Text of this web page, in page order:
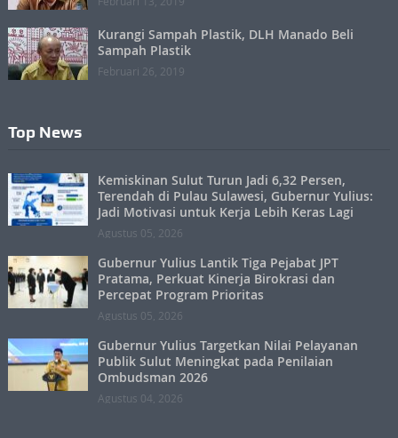
Kurangi Sampah Plastik, DLH Manado Beli
Sampah Plastik
Februari 26, 2019
Top News
Kemiskinan Sulut Turun Jadi 6,32 Persen,
Terendah di Pulau Sulawesi, Gubernur Yulius:
Jadi Motivasi untuk Kerja Lebih Keras Lagi
Agustus 05, 2026
Gubernur Yulius Lantik Tiga Pejabat JPT
Pratama, Perkuat Kinerja Birokrasi dan
Percepat Program Prioritas
Agustus 05, 2026
Gubernur Yulius Targetkan Nilai Pelayanan
Publik Sulut Meningkat pada Penilaian
Ombudsman 2026
Agustus 04, 2026